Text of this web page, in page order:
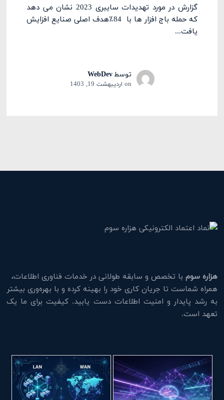
گزارش در مورد تهدیدات سایبری 2023 نشان می دهد
که حمله باج افزار ها با 84٪هدف اصلی صنایع افزایش
یافت...
توسطWebDev
on اردیبهشت 19, 1403
هزاره سوم با تخصص و سابقه طولانی در خدمات فناوری اطلاعات،
همراه شماست تا جریان کاری خود را بهینه کرده و با بهره‌وری بیشتر
به رشد پایدار و امنیت اطلاعات دست یابید. کیفیت برای ما یک
تعهد است.